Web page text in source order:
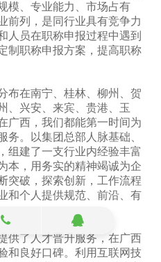
模、专业能力、市场占有
前列，是同行业具有竞争力
人员在职称申报过程中遇到
制职称申报方案，提高职称
在南宁、桂林、柳州、贺
、兴安、来宾、贵港、玉
广西，我们都能第一时间为
务。以集团总部人脉基础、
组建了一支行业内经验丰富
本，用务实的精神竭诚为企
突破，探索创新，工作流程
和个人提供规范、前沿、有
了人才晋升服务，在广西
和良好口碑。利用互联网技